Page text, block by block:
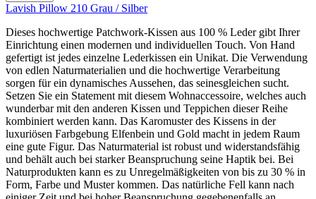
Lavish Pillow 210 Grau / Silber
Dieses hochwertige Patchwork-Kissen aus 100 % Leder gibt Ihrer
Einrichtung einen modernen und individuellen Touch. Von Hand
gefertigt ist jedes einzelne Lederkissen ein Unikat. Die Verwendung
von edlen Naturmaterialien und die hochwertige Verarbeitung
sorgen für ein dynamisches Aussehen, das seinesgleichen sucht.
Setzen Sie ein Statement mit diesem Wohnaccessoire, welches auch
wunderbar mit den anderen Kissen und Teppichen dieser Reihe
kombiniert werden kann. Das Karomuster des Kissens in der
luxuriösen Farbgebung Elfenbein und Gold macht in jedem Raum
eine gute Figur. Das Naturmaterial ist robust und widerstandsfähig
und behält auch bei starker Beanspruchung seine Haptik bei. Bei
Naturprodukten kann es zu Unregelmäßigkeiten von bis zu 30 % in
Form, Farbe und Muster kommen. Das natürliche Fell kann nach